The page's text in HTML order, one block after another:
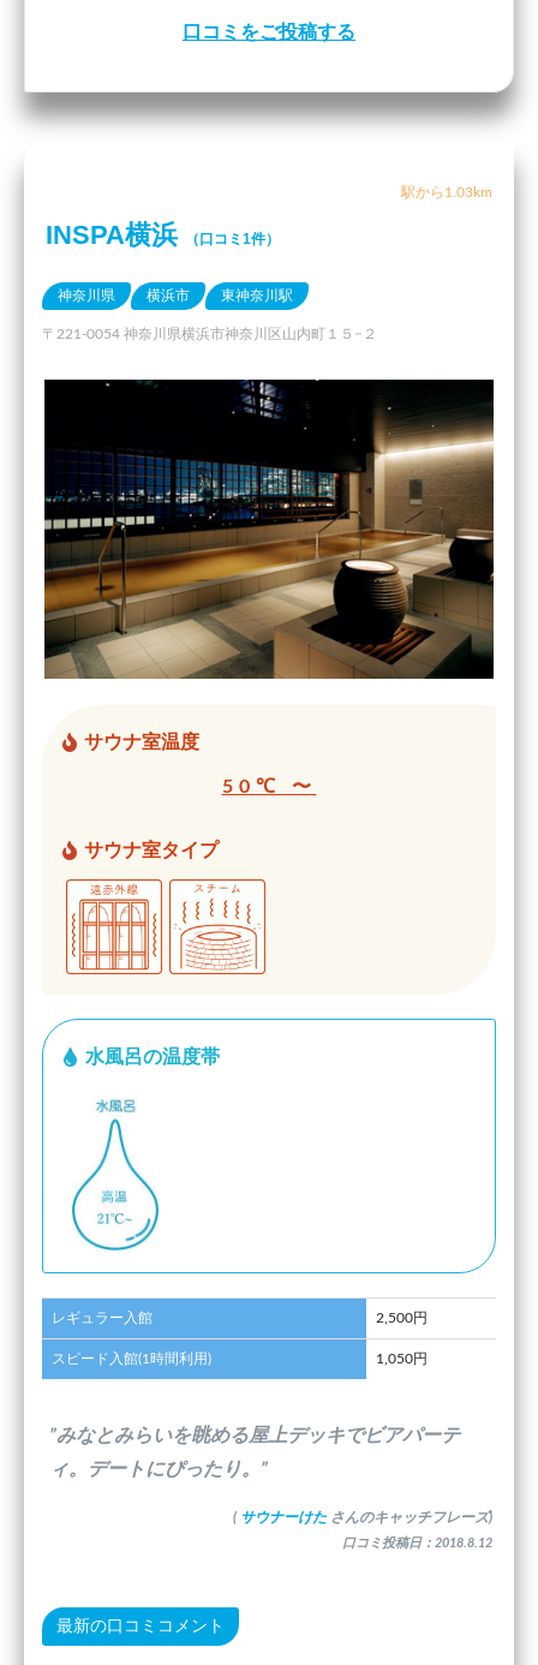
口コミをご投稿する
駅から1.03km
INSPA横浜 （口コミ1件）
神奈川県 横浜市 東神奈川駅
〒221-0054 神奈川県横浜市神奈川区山内町１５−２
サウナ室温度
50℃ 〜
サウナ室タイプ
水風呂の温度帯
レギュラー入館 2,500円
スピード入館(1時間利用) 1,050円
”みなとみらいを眺める屋上デッキでビアパーテ
ィ。デートにぴったり。”
( サウナーけた さんのキャッチフレーズ)
口コミ投稿日：2018.8.12
最新の口コミコメント